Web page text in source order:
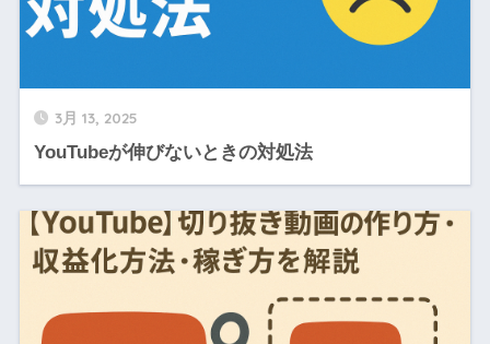
3月 13, 2025
YouTubeが伸びないときの対処法